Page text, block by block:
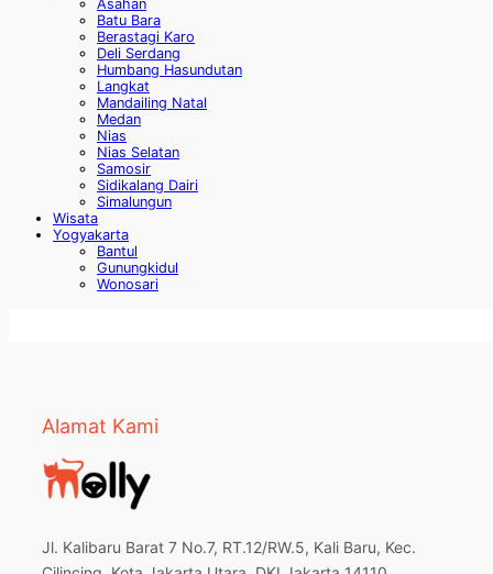
Asahan
Batu Bara
Berastagi Karo
Deli Serdang
Humbang Hasundutan
Langkat
Mandailing Natal
Medan
Nias
Nias Selatan
Samosir
Sidikalang Dairi
Simalungun
Wisata
Yogyakarta
Bantul
Gunungkidul
Wonosari
Alamat Kami
Jl. Kalibaru Barat 7 No.7, RT.12/RW.5, Kali Baru, Kec.